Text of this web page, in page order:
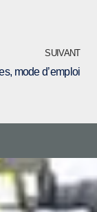
SUIVANT
mode d’emploi